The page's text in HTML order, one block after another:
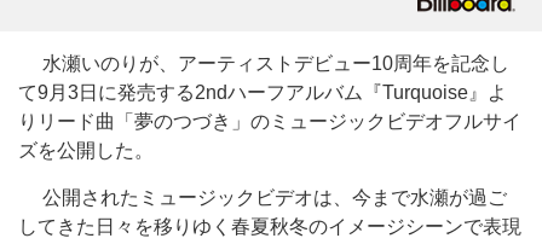
水瀬いのりが、アーティストデビュー10周年を記念し
て9月3日に発売する2ndハーフアルバム『Turquoise』よ
りリード曲「夢のつづき」のミュージックビデオフルサイ
ズを公開した。
公開されたミュージックビデオは、今まで水瀬が過ご
してきた日々を移りゆく春夏秋冬のイメージシーンで表現